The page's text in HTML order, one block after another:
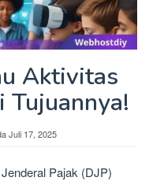
Aktivitas
Tujuannya!
Juli 17, 2025
Pajak (DJP)